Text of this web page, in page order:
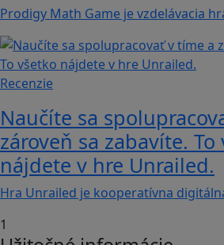
Prodigy Math Game je vzdelávacia
Recenzie
Naučíte sa
zároveň sa zabavíte. To
nájdete v hre Unrailed.
Hra Unrailed je kooperatívna
1